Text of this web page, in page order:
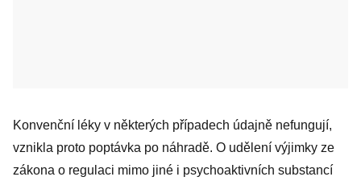
Konvenční léky v některých případech údajně nefungují,
vznikla proto poptávka po náhradě. O udělení výjimky ze
zákona o regulaci mimo jiné i psychoaktivních substancí